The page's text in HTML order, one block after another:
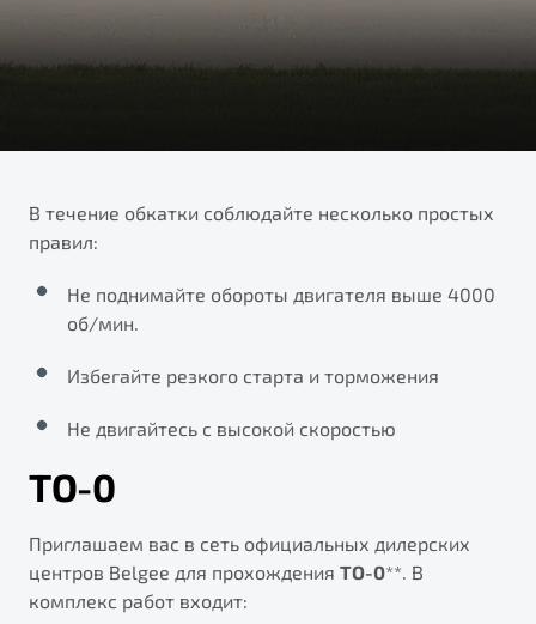
от 1 699 990 ₽*
Обзор В наличии
Трейд-ин
Расчет КАСКО
Подробно
Гарантия Belgee
Belgee Клуб
Реферальная программа
Клиентская поддержка
Помощь на дорогах
Правовая информация
В течение обкатки соблюдайте несколько простых
правил:
Не поднимайте обороты двигателя выше 4000
об/мин.
Избегайте резкого старта и торможения
Не двигайтесь с высокой скоростью
ТО-0
Приглашаем вас в сеть официальных дилерских
центров Belgee для прохождения ТО-0**. В
комплекс работ входит: